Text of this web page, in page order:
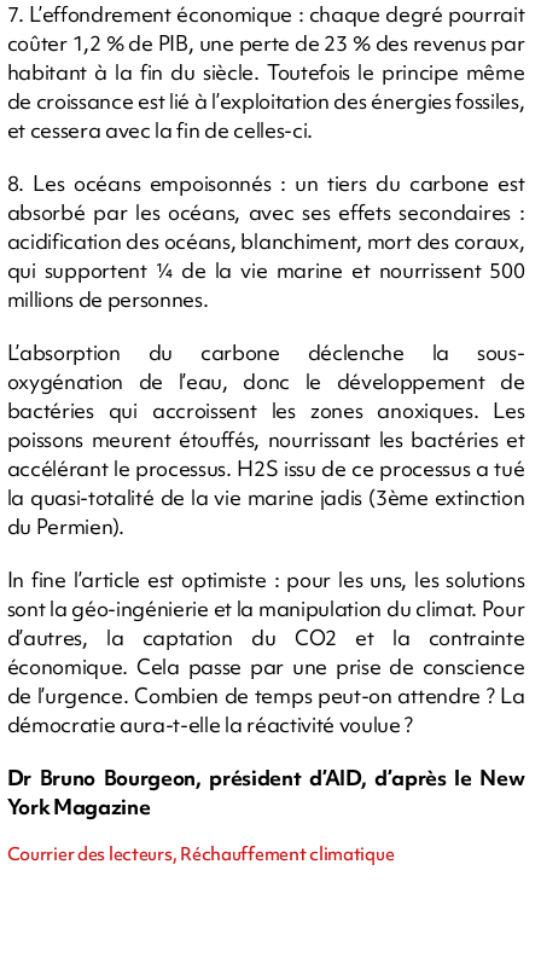
7. L’effondrement économique : chaque degré pourrait
coûter 1,2 % de PIB, une perte de 23 % des revenus par
habitant à la fin du siècle. Toutefois le principe même
de croissance est lié à l’exploitation des énergies fossiles,
et cessera avec la fin de celles-ci.
8. Les océans empoisonnés : un tiers du carbone est
absorbé par les océans, avec ses effets secondaires :
acidification des océans, blanchiment, mort des coraux,
qui supportent 1⁄4 de la vie marine et nourrissent 500
millions de personnes.
L’absorption du carbone déclenche la sous-
oxygénation de l’eau, donc le développement de
bactéries qui accroissent les zones anoxiques. Les
poissons meurent étouffés, nourrissant les bactéries et
accélérant le processus. H2S issu de ce processus a tué
la quasi-totalité de la vie marine jadis (3ème extinction
du Permien).
In fine l’article est optimiste : pour les uns, les solutions
sont la géo-ingénierie et la manipulation du climat. Pour
d’autres, la captation du CO2 et la contrainte
économique. Cela passe par une prise de conscience
de l’urgence. Combien de temps peut-on attendre ? La
démocratie aura-t-elle la réactivité voulue ?
Dr Bruno Bourgeon, président d’AID, d’après le New
York Magazine
Courrier des lecteurs, Réchauffement climatique